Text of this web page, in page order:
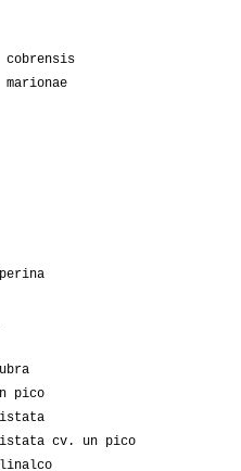
pico
cv. un pico